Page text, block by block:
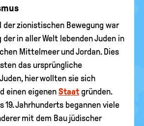
der zionistischen Bewegung war
der in aller Welt lebenden Juden in
Mittelmeer und Jordan. Dies
das ursprüngliche
hier wollten sie sich
einen eigenenStaatgründen.
19. Jahrhunderts begannen viele
mit dem Bau jüdischer